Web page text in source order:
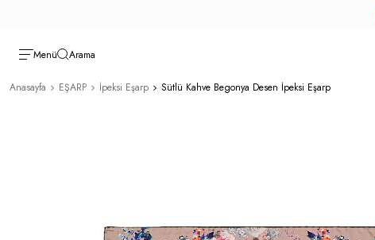
Menü Arama
Anasayfa EŞARP İpeksi Eşarp Sütlü Kahve Begonya Desen İpeksi Eşarp